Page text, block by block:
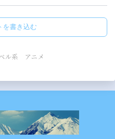
を書き込む
ル系 アニメ